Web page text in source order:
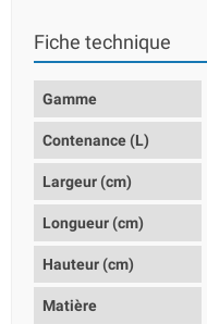
Fiche technique
Gamme
Contenance (L)
Largeur (cm)
Longueur (cm)
Hauteur (cm)
Matière